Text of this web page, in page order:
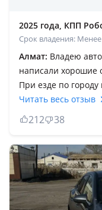
2025 года, КПП
Срок владения:
Алмат: Владею
написали хорошие
При езде по
хороший разгон,
советую выехать
там. Буду писать
машину я брал у не
Комплектация у
минус это
такие версии, но у
проводишь на
Читать весь отзыв
212 38